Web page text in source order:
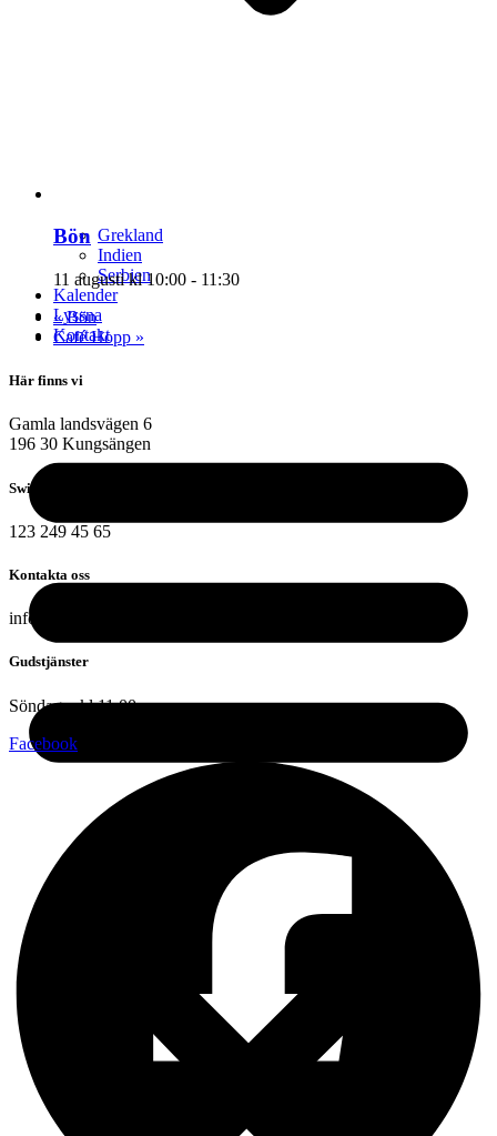
Grekland
Indien
Serbien
Kalender
Lyssna
Kontakt
Bön
11 augusti kl 10:00 - 11:30
«Bön
Café Hopp »
Här finns vi
Gamla landsvägen 6
196 30 Kungsängen
Swish:
123 249 45 65
Kontakta oss
info@skogakyrkan.se
Gudstjänster
Söndagar kl 11.00
Facebook